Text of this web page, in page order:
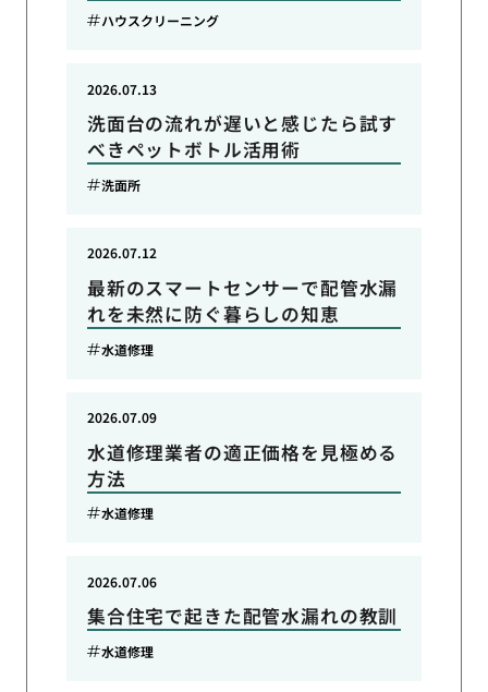
ハウスクリーニング
洗面台の流れが遅いと感じたら試す
べきペットボトル活用術
2026.07.13
洗面所
最新のスマートセンサーで配管水漏
れを未然に防ぐ暮らしの知恵
2026.07.12
水道修理
水道修理業者の適正価格を見極める
方法
2026.07.09
水道修理
集合住宅で起きた配管水漏れの教訓
2026.07.06
水道修理